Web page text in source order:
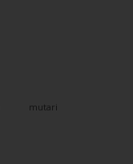
mutari